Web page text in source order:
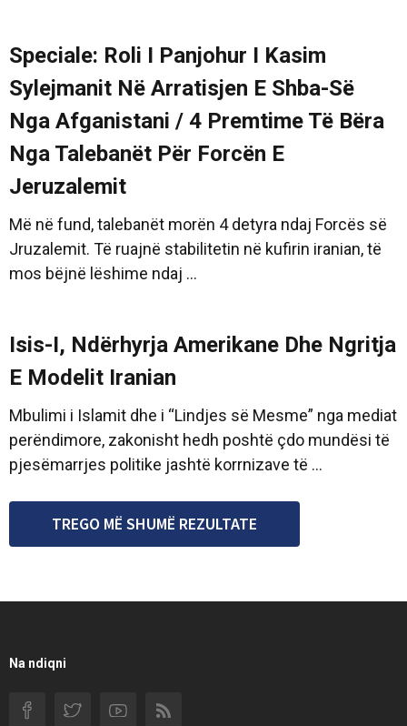
Speciale: Roli I Panjohur I Kasim
Sylejmanit Në Arratisjen E Shba-Së
Nga Afganistani / 4 Premtime Të Bëra
Nga Talebanët Për Forcën E
Jeruzalemit
Më në fund, talebanët morën 4 detyra ndaj Forcës së
Jruzalemit. Të ruajnë stabilitetin në kufirin iranian, të
mos bëjnë lëshime ndaj ...
Isis-I, Ndërhyrja Amerikane Dhe Ngritja
E Modelit Iranian
Mbulimi i Islamit dhe i “Lindjes së Mesme” nga mediat
perëndimore, zakonisht hedh poshtë çdo mundësi të
pjesëmarrjes politike jashtë korrnizave të ...
TREGO MË SHUMË REZULTATE
Na ndiqni